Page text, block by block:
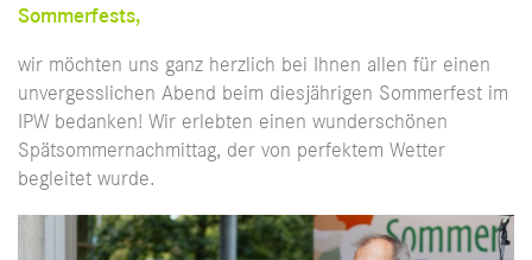
Sommerfests,
wir möchten uns ganz herzlich bei Ihnen allen für einen
unvergesslichen Abend beim diesjährigen Sommerfest im
IPW bedanken! Wir erlebten einen wunderschönen
Spätsommernachmittag, der von perfektem Wetter
begleitet wurde.